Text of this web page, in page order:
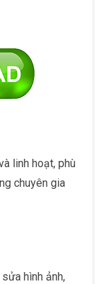
linh hoạt, phù
chuyên gia
hình ảnh,